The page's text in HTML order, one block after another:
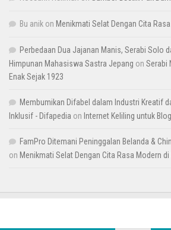
Bu anik on Menikmati Selat Dengan Cita
Perbedaan Dua Jajanan Manis, Serabi Solo
Himpunan Mahasiswa Sastra Jepang on Serabi
Enak Sejak 1923
Membumikan Difabel dalam Industri Kreatif
Inklusif - Difapedia on Internet Keliling untuk
FamPro Ditemani Peninggalan Belanda &
on Menikmati Selat Dengan Cita Rasa Modern